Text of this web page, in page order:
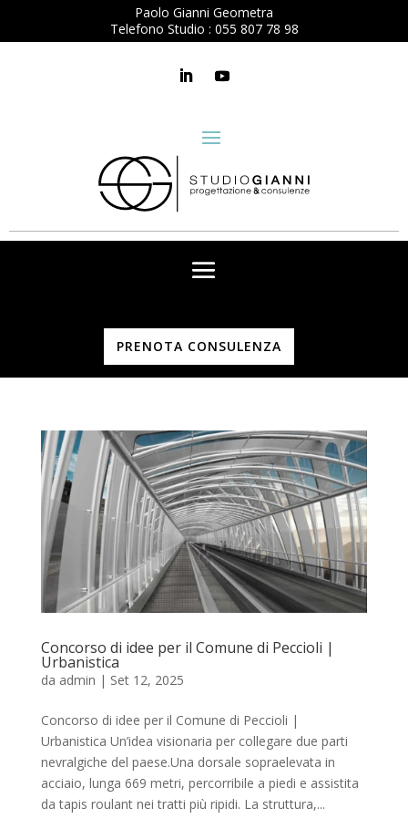
Paolo Gianni Geometra
Telefono Studio : 055 807 78 98
PRENOTA CONSULENZA
Concorso di idee per il Comune di Peccioli |
Urbanistica
da admin | Set 12, 2025
Concorso di idee per il Comune di Peccioli |
Urbanistica Un’idea visionaria per collegare due parti
nevralgiche del paese.Una dorsale sopraelevata in
acciaio, lunga 669 metri, percorribile a piedi e assistita
da tapis roulant nei tratti più ripidi. La struttura,...